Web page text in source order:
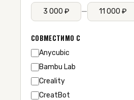
—
СОВМЕСТИМО С
Anycubic
Bambu Lab
Creality
CreatBot